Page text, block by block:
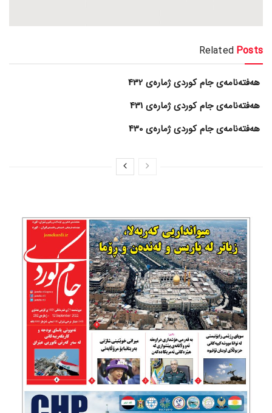
Related Posts
هەفتەنامەی جام کوردی ژمارەی 432
هەفتەنامەی جام کوردی ژمارەی 431
هەفتەنامەی جام کوردی ژمارەی 430